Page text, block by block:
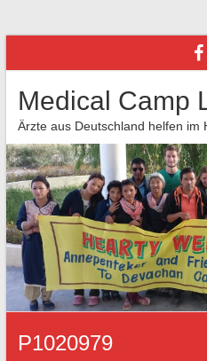
Medical Camp
Ärzte aus Deutschland helfen im
P1020979